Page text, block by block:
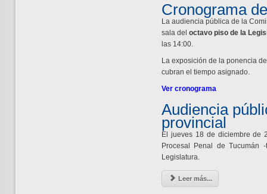
Cronograma
La audiencia pública de la
sala del octavo piso de la
las 14:00.
La exposición de la ponencia
cubran el tiempo asignado.
Ver cronograma
Audiencia
provincial
El jueves 18 de diciembre de
Procesal Penal de
Legislatura.
Leer más...